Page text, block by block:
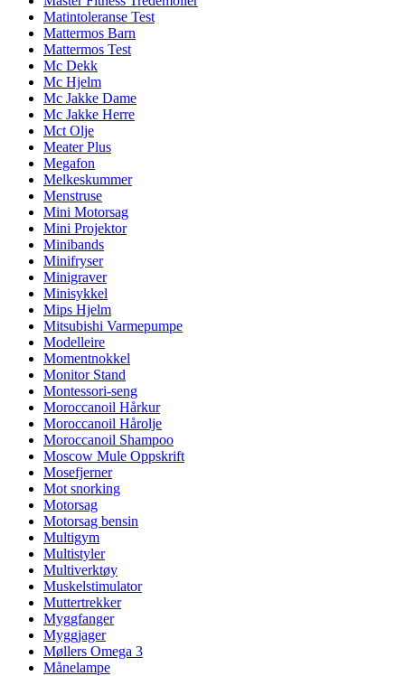
Matintoleranse Test
Mattermos Barn
Mattermos Test
Mc Dekk
Mc Hjelm
Mc Jakke Dame
Mc Jakke Herre
Mct Olje
Meater Plus
Megafon
Melkeskummer
Menstruse
Mini Motorsag
Mini Projektor
Minibands
Minifryser
Minigraver
Minisykkel
Mips Hjelm
Mitsubishi Varmepumpe
Modelleire
Momentnokkel
Monitor Stand
Montessori-seng
Moroccanoil Hårkur
Moroccanoil Hårolje
Moroccanoil Shampoo
Moscow Mule Oppskrift
Mosefjerner
Mot snorking
Motorsag
Motorsag bensin
Multigym
Multistyler
Multiverktøy
Muskelstimulator
Muttertrekker
Myggfanger
Myggjager
Møllers Omega 3
Månelampe